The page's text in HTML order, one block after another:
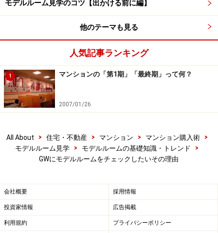
は、何件か物件を見学することが必要でしょう。
しかし、いざ見学という場合に回れる物件は1日3件程度
が限度だと思います。モデルルーム見学や設備スペック
の確認、模型による住戸の確認、現地の確認、資金計画
の相談と最低でも1時間。通常は2時間程度はかかるでし
ょう。販売スタッフのキャパシティも考えて、新規オー
プンの際には予約制の接客をしている現場も増えていま
GW中ならおおよそのモデルルームはオープンしていま
す。複数の販売センターで話を聞くことによって、商品
出てくるでしょう。
また、新規オープンのマンションならそのマンションの
モデルルーム見学のコツ【出かける前に編】
他のテーマも見る
人気記事ランキング
1 マンションの「第1期」「最終期」って何？
2007/01/26
All About > 住宅・不動産 > マンション > マンション購入術
>
モデルルーム見学
> モデルルームの基礎知識・トレンド
>
GWにモデルルームをチェックしたいその理由
会社概要 採用情報
投資家情報 広告掲載
利用規約 プライバシーポリシー